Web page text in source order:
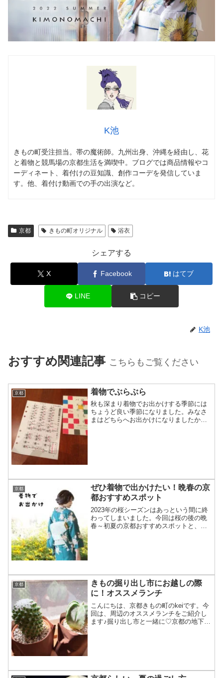
K池
きもの町受注担当。帯の魔術師。九州出身、沖縄を経由し、花
と着物と競馬場の京都生活を満喫中。ブログでは商品情報やコ
ーディネート、着付けの豆知識、創作コーデを発信していま
す。他、着付け動画での手の出演など。
京都 きもの町オリジナル 浴衣
シェアする
X Facebook はてブ
LINE コピー
K池
おすすめ関連記事 こちらもご覧ください
京都 着物でぶらぶら
秋も深まり着物でお出かけする季節には
ちょうど良い季節になりました。みなさ
まはどちらへお出かけになりましたか？
京都
ぜひ着物で出かけたい！晩春の京
都おすすめスポット
2023年の桜シーズンはあっという間に終
わってしまいました。今回は桜の後の晩
春～初夏の京都おすすめスポットと、お
京都
きもの掘り出し市にお越しの際
に！オススメランチ
こんにちは、京都きもの町のkeiです。今
回は、周辺のオススメランチをご紹介し
ます♪掘り出し市と一緒に♡京都の地下鉄